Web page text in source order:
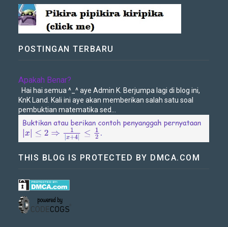
POSTINGAN TERBARU
Apakah Benar?
Hai hai semua ^_^ aye Admin K. Berjumpa lagi di blog ini,
KnK Land. Kali ini aye akan memberikan salah satu soal
pembuktian matematika sed...
THIS BLOG IS PROTECTED BY DMCA.COM